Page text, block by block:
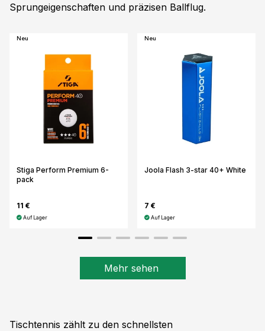
Sprungeigenschaften und präzisen Ballflug.
Neu
Stiga Perform Premium 6-
pack
11 €
Auf Lager
Neu
Joola Flash 3-star 40+ White
7 €
Auf Lager
Mehr sehen
Tischtennis zählt zu den schnellsten